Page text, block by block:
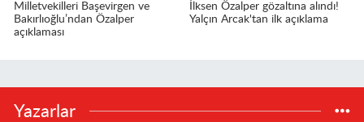
Milletvekilleri Başevirgen ve
Bakırlıoğlu’ndan Özalper
açıklaması
İlksen Özalper gözaltına alındı!
Yalçın Arcak'tan ilk açıklama
Yazarlar